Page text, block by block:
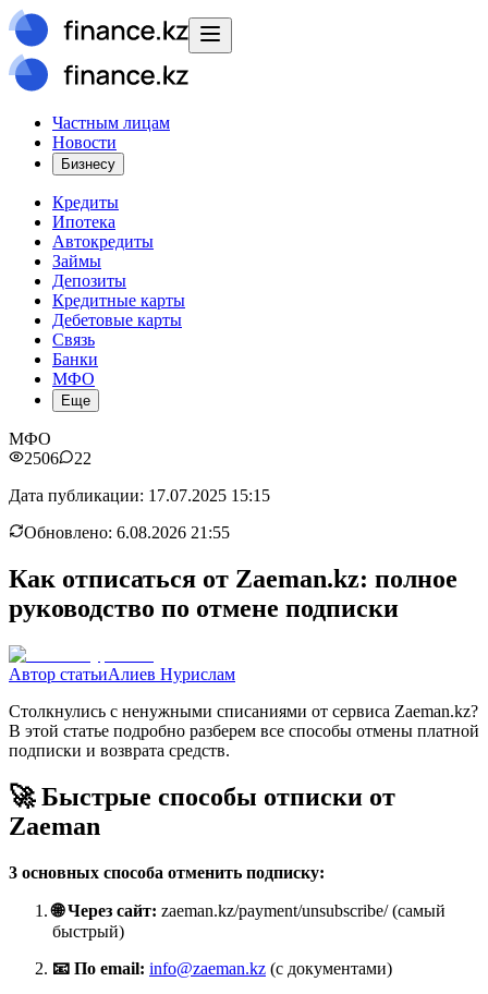
Частным лицам
Новости
Бизнесу
Кредиты
Ипотека
Автокредиты
Займы
Депозиты
Кредитные карты
Дебетовые карты
Связь
Банки
МФО
Еще
МФО
2506
22
Дата публикации: 17.07.2025 15:15
Обновлено: 6.08.2026 21:55
Как отписаться от Zaeman.kz: полное
руководство по отмене подписки
Автор статьиАлиев Нурислам
Столкнулись с ненужными списаниями от сервиса Zaeman.kz?
В этой статье подробно разберем все способы отмены платной
подписки и возврата средств.
🚀 Быстрые способы отписки от
Zaeman
3 основных способа отменить подписку:
🌐 Через сайт: zaeman.kz/payment/unsubscribe/ (самый
быстрый)
📧 По email: info@zaeman.kz (с документами)